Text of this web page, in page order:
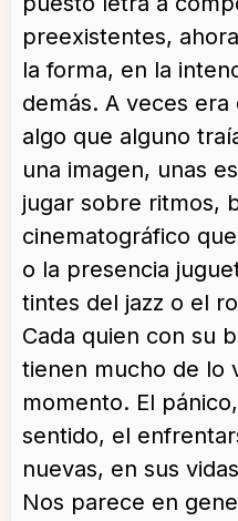
preexistentes,
la forma, en la
demás. A veces
algo que alguno
una imagen, unas
jugar sobre ritmos,
cinematográfico
o la presencia
tintes del jazz o el
Cada quien con su
tienen mucho de lo
momento. El
sentido, el
nuevas, en sus
Nos parece en